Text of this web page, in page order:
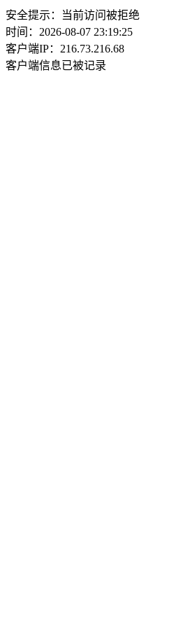
安全提示：当前访问被拒绝
时间：2026-08-07 23:19:25
客户端IP：216.73.216.68
客户端信息已被记录